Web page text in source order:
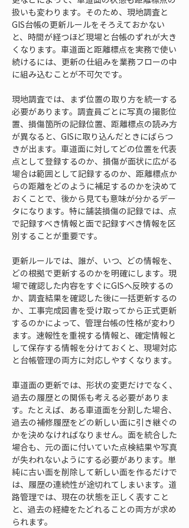
扱いも変わります。そのため、現地調査と
GIS台帳の更新ルールをそろえておかない
と、時間が経つほど現場と台帳のずれが大き
くなります。車道面と距離標点を実務で使い
続けるには、更新の仕組みを業務フローの中
に組み込むことが不可欠です。
現地調査では、まず位置の取り方を統一する
必要があります。調査員ごとに写真の撮影位
置、損傷箇所の記録位置、距離標点の読み方
が異なると、GISに取り込んだときにばらつ
きが出ます。車道面に対してどの位置を代表
点として登録するのか、損傷が面状に広がる
場合は範囲として記録するのか、距離標点か
らの距離をどのように補足するのかを決めて
おくことで、後から見ても意味が分かるデー
タになります。特に舗装損傷の記録では、点
で記録すべき情報と面で記録すべき情報を区
別することが重要です。
更新ルールでは、誰が、いつ、どの情報を、
どの根拠で更新するのかを明確にします。現
場で確認した内容をすぐにGISへ反映するの
か、調査結果を確認した後に一括更新するの
か、工事完成図書を受け取ってから正式更新
するのかによって、管理台帳の性格が変わり
ます。速報性を重視する情報と、確定情報と
して保存する情報を分けておくと、現場対応
と台帳管理の両方に対応しやすくなります。
車道面の更新では、形状の変更だけでなく、
過去の履歴との関係も考える必要がありま
す。たとえば、ある車道面を分割した場合、
過去の補修履歴をどの新しい面に引き継ぐの
かを決めなければなりません。面を統合した
場合も、元の面に付いていた点検結果や写真
が失われないようにする必要があります。単
純に古い面を削除して新しい面を作るだけで
は、履歴の連続性が途切れてしまいます。道
路管理では、現在の状態を正しく表すこと
と、過去の経緯をたどれることの両方が求め
られます。